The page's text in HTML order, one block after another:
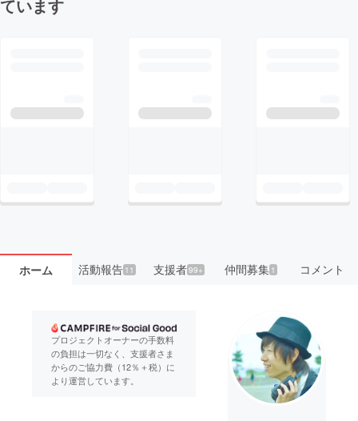
ています
ホーム 活動報告11 支援者99+ 仲間募集 1 コメント
プロジェクトオーナーの手数料
の負担は一切なく、支援者さま
からのご協力費（12％＋税）に
より運営しています。